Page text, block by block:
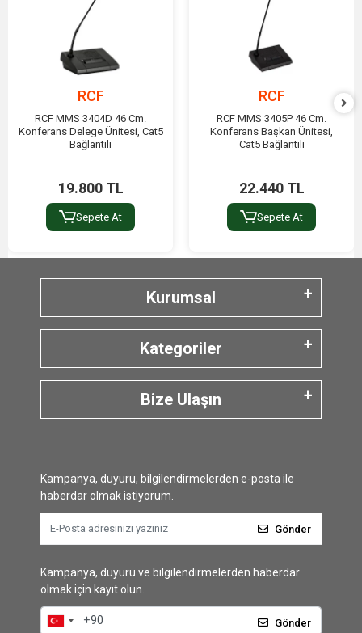
RCF
RCF MMS 3404D 46 Cm.
Konferans Delege Ünitesi, Cat5
Bağlantılı
19.800 TL
Sepete At
RCF
RCF MMS 3405P 46 Cm.
Konferans Başkan Ünitesi,
Cat5 Bağlantılı
22.440 TL
Sepete At
Kurumsal
Kategoriler
Bize Ulaşın
Kampanya, duyuru, bilgilendirmelerden e-posta ile
haberdar olmak istiyorum.
Gönder
Kampanya, duyuru ve bilgilendirmelerden haberdar
olmak için kayıt olun.
Gönder